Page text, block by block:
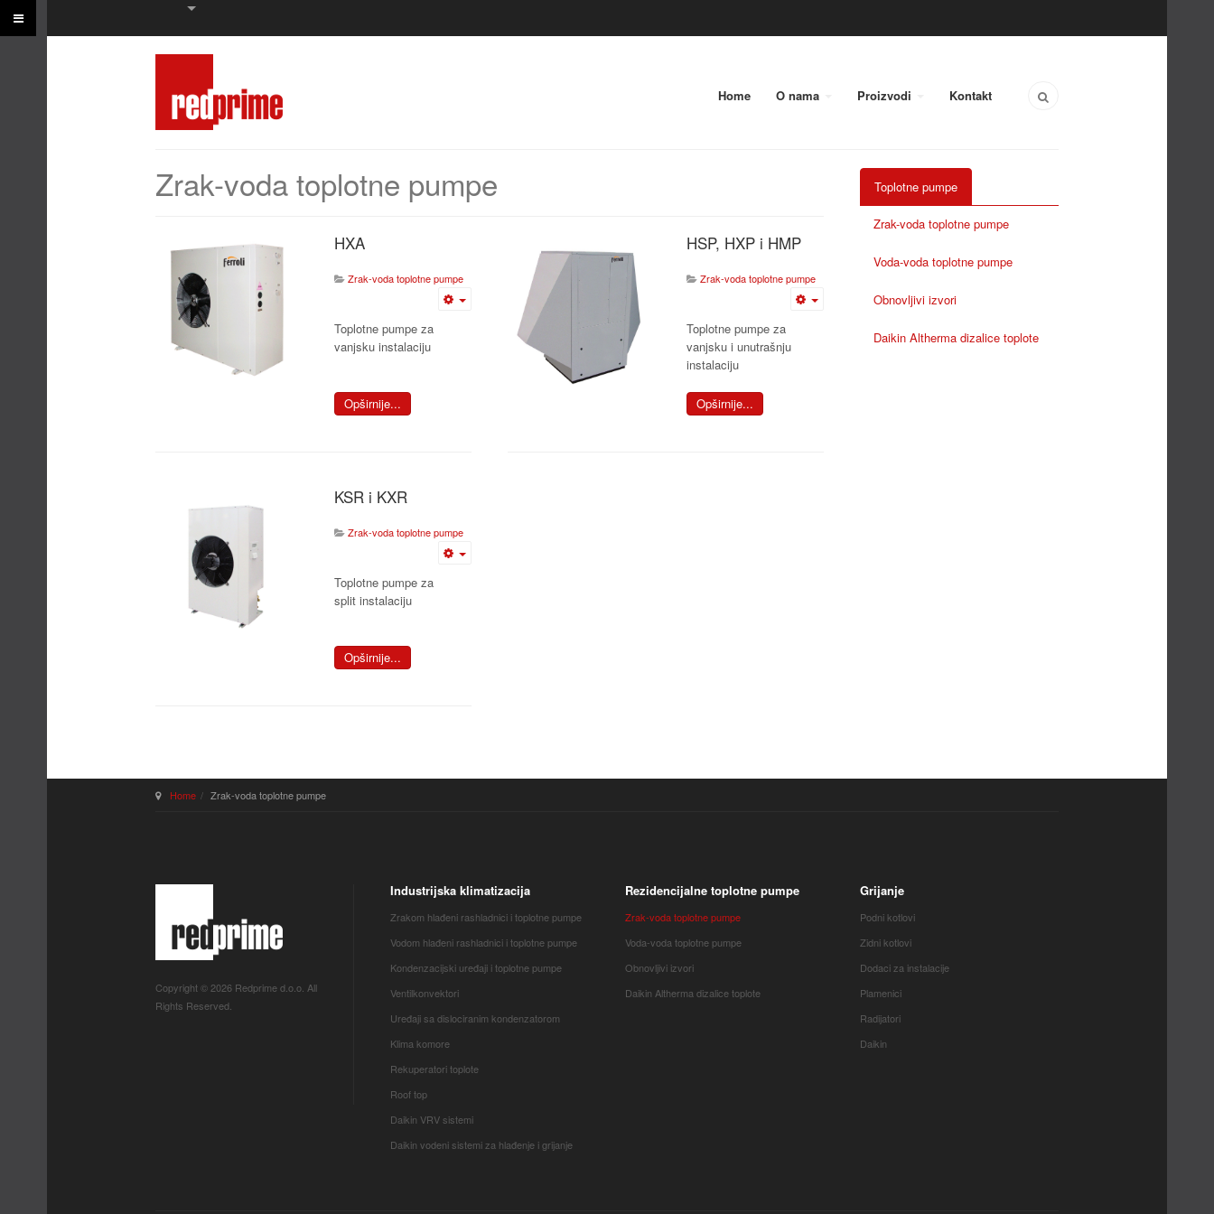
Home O nama Proizvodi Kontakt
Zrak-voda toplotne pumpe
HXA
Zrak-voda toplotne pumpe
Toplotne pumpe za
vanjsku instalaciju
Opširnije...
HSP, HXP i HMP
Zrak-voda toplotne pumpe
Toplotne pumpe za
vanjsku i unutrašnju
instalaciju
Opširnije...
KSR i KXR
Zrak-voda toplotne pumpe
Toplotne pumpe za
split instalaciju
Opširnije...
Toplotne pumpe
Zrak-voda toplotne pumpe
Voda-voda toplotne pumpe
Obnovljivi izvori
Daikin Altherma dizalice toplote
Home Zrak-voda toplotne pumpe
Copyright © 2026 Redprime d.o.o. All
Rights Reserved.
Industrijska klimatizacija
Zrakom hlađeni rashladnici i toplotne pumpe
Vodom hlađeni rashladnici i toplotne pumpe
Kondenzacijski uređaji i toplotne pumpe
Ventilkonvektori
Uređaji sa dislociranim kondenzatorom
Klima komore
Rekuperatori toplote
Roof top
Daikin VRV sistemi
Daikin vodeni sistemi za hlađenje i grijanje
Rezidencijalne toplotne pumpe
Zrak-voda toplotne pumpe
Voda-voda toplotne pumpe
Obnovljivi izvori
Daikin Altherma dizalice toplote
Grijanje
Podni kotlovi
Zidni kotlovi
Dodaci za instalacije
Plamenici
Radijatori
Daikin